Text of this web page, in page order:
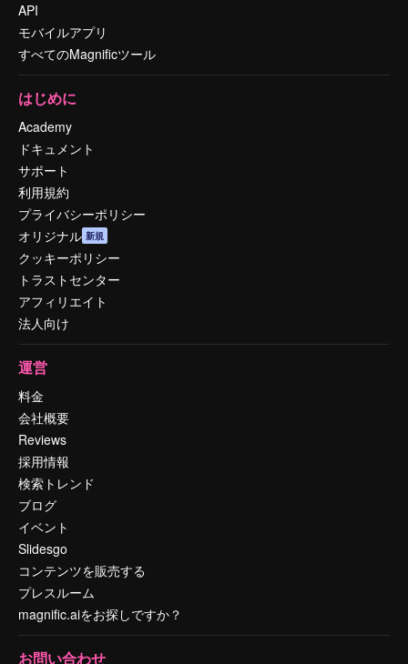
API
モバイルアプリ
すべてのMagnificツール
はじめに
Academy
ドキュメント
サポート
利用規約
プライバシーポリシー
オリジナル 新規
クッキーポリシー
トラストセンター
アフィリエイト
法人向け
運営
料金
会社概要
Reviews
採用情報
検索トレンド
ブログ
イベント
Slidesgo
コンテンツを販売する
プレスルーム
magnific.aiをお探しですか？
お問い合わせ